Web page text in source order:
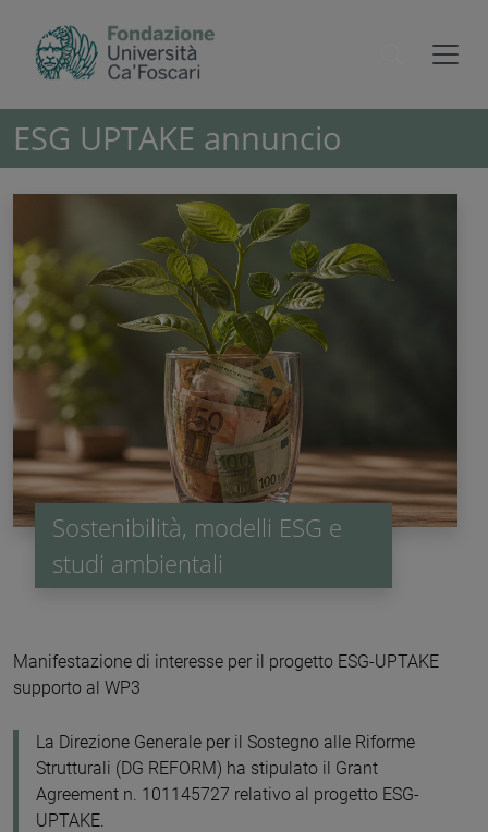
ESG UPTAKE annuncio
Sostenibilità, modelli ESG e
studi ambientali
Manifestazione di interesse per il progetto ESG-UPTAKE
supporto al WP3
La Direzione Generale per il Sostegno alle Riforme
Strutturali (DG REFORM) ha stipulato il Grant
Agreement n. 101145727 relativo al progetto ESG-
UPTAKE.